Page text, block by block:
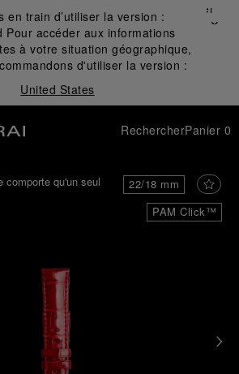
en train d’utiliser la version :
Pour accéder aux informations
à votre situation géographique,
d'utiliser la version :
United States
Fermer
✕
RechercherPanier 0
PAM Click™
22/18 mm
comporte qu'un seul